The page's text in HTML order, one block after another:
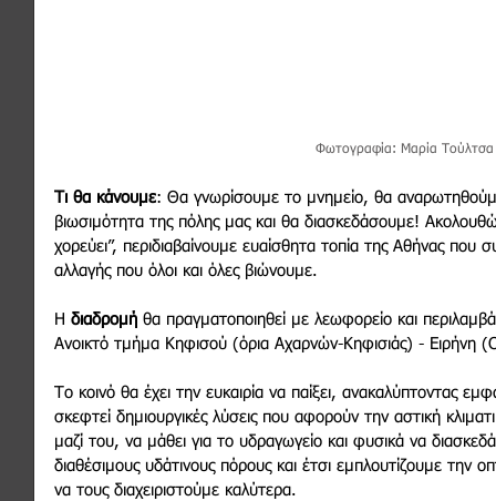
Φωτογραφία: Μαρία Τούλτσα
Τι θα κάνουμε: Θα γνωρίσουμε το μνημείο, θα
βιωσιμότητα της πόλης μας και θα διασκεδάσουμε!
χορεύει”, περιδιαβαίνουμε ευαίσθητα τοπία της Αθήνας που
αλλαγής που όλοι και όλες βιώνουμε.
Η διαδρομή θα πραγματοποιηθεί με λεωφορείο και
Ανοικτό τμήμα Κηφισού (όρια Αχαρνών-Κηφισιάς) - Ειρήνη
Το κοινό θα έχει την ευκαιρία να παίξει, ανακαλύπτοντας
σκεφτεί δημιουργικές λύσεις που αφορούν την αστική
μαζί του, να μάθει για το υδραγωγείο και φυσικά να
διαθέσιμους υδάτινους πόρους και έτσι εμπλουτίζουμε
να τους διαχειριστούμε καλύτερα.